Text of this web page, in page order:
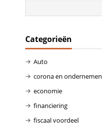
Categorieën
Auto
corona en ondernemen
economie
financiering
fiscaal voordeel